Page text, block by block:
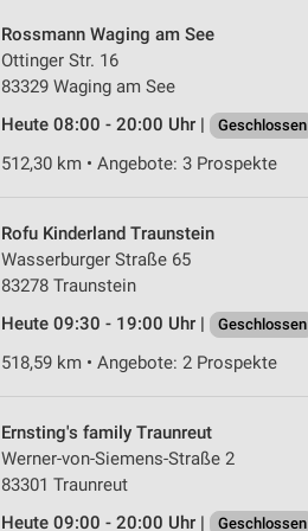
Rossmann Waging am See
Ottinger Str. 16
83329 Waging am See
Heute 08:00 - 20:00 Uhr |
Geschlossen
512,30 km • Angebote: 3 Prospekte
Rofu Kinderland Traunstein
Wasserburger Straße 65
83278 Traunstein
Heute 09:30 - 19:00 Uhr |
Geschlossen
518,59 km • Angebote: 2 Prospekte
Ernsting's family Traunreut
Werner-von-Siemens-Straße 2
83301 Traunreut
Heute 09:00 - 20:00 Uhr |
Geschlossen